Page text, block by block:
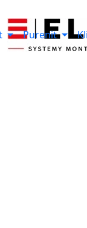
Purenit